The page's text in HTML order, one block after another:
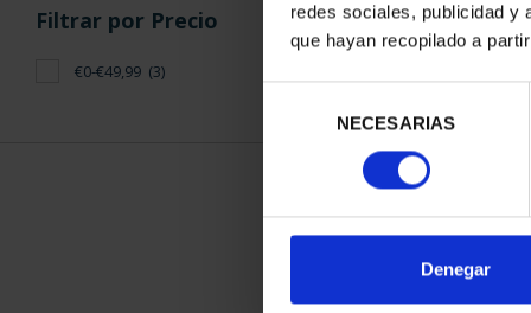
redes sociales, publicidad y
que hayan recopilado a
consentimiento
NECESARIAS
Denegar
Filtrar por Precio
€0-€49,99 (3)
MEDALLA
ORDENAR POR: